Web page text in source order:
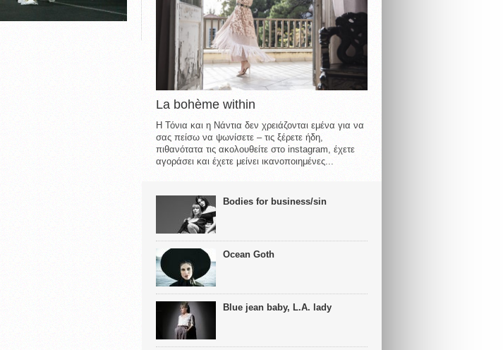
La bohème within
Η Τόνια και η Νάντια δεν χρειάζονται εμένα για να
σας πείσω να ψωνίσετε – τις ξέρετε ήδη,
πιθανότατα τις ακολουθείτε στο instagram, έχετε
αγοράσει και έχετε μείνει ικανοποιημένες...
Bodies for business/sin
Ocean Goth
Blue jean baby, L.A. lady